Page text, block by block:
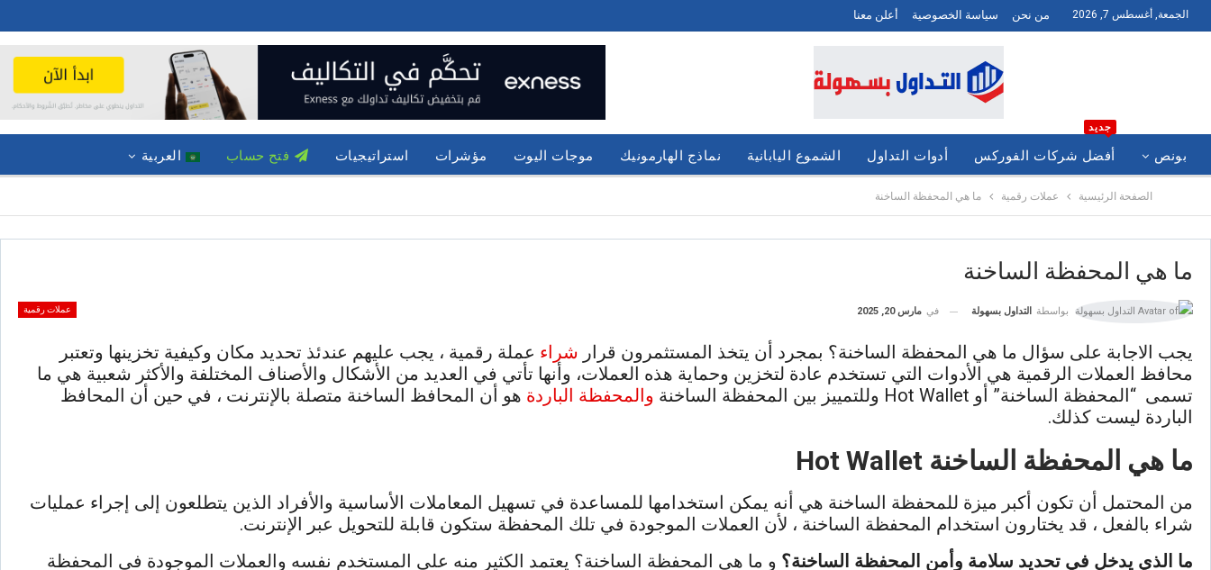
الجمعة, أغسطس 7, 2026 من نحن سياسة الخصوصية أعلن معنا
بونص أفضل شركات الفوركس
جديد
أدوات التداول الشموع اليابانية نماذج الهارمونيك موجات اليوت مؤشرات استراتيجيات فتح حساب العربية
الصفحة الرئيسية عملات رقمية ما هي المحفظة الساخنة
ما هي المحفظة الساخنة
عملات رقمية بواسطة التداول بسهولة في مارس 20, 2025
يجب الاجابة على سؤال ما هي المحفظة الساخنة؟ بمجرد أن يتخذ المستثمرون قرار شراء عملة رقمية ، يجب عليهم عندئذ تحديد مكان وكيفية تخزينها وتعتبر
محافظ العملات الرقمية هي الأدوات التي تستخدم عادة لتخزين وحماية هذه العملات، وأنها تأتي في العديد من الأشكال والأصناف المختلفة والأكثر شعبية هي ما
تسمى “المحفظة الساخنة” أو Hot Wallet وللتمييز بين المحفظة الساخنة
والمحفظة الباردة هو أن المحافظ الساخنة متصلة بالإنترنت ، في حين أن المحافظ
الباردة ليست كذلك.
ما هي المحفظة الساخنة Hot Wallet
من المحتمل أن تكون أكبر ميزة للمحفظة الساخنة هي أنه يمكن استخدامها للمساعدة في تسهيل المعاملات الأساسية والأفراد الذين يتطلعون إلى إجراء عمليات
شراء بالفعل ، قد يختارون استخدام المحفظة الساخنة ، لأن العملات الموجودة في تلك المحفظة ستكون قابلة للتحويل عبر الإنترنت.
ما الذي يدخل في تحديد سلامة وأمن المحفظة الساخنة؟ و ما هي المحفظة الساخنة؟ يعتمد الكثير منه على المستخدم نفسه والعملات الموجودة في المحفظة